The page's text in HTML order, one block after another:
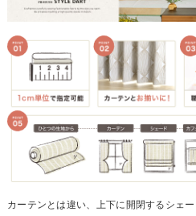
カーテンとは違い、上下に開閉するシェ